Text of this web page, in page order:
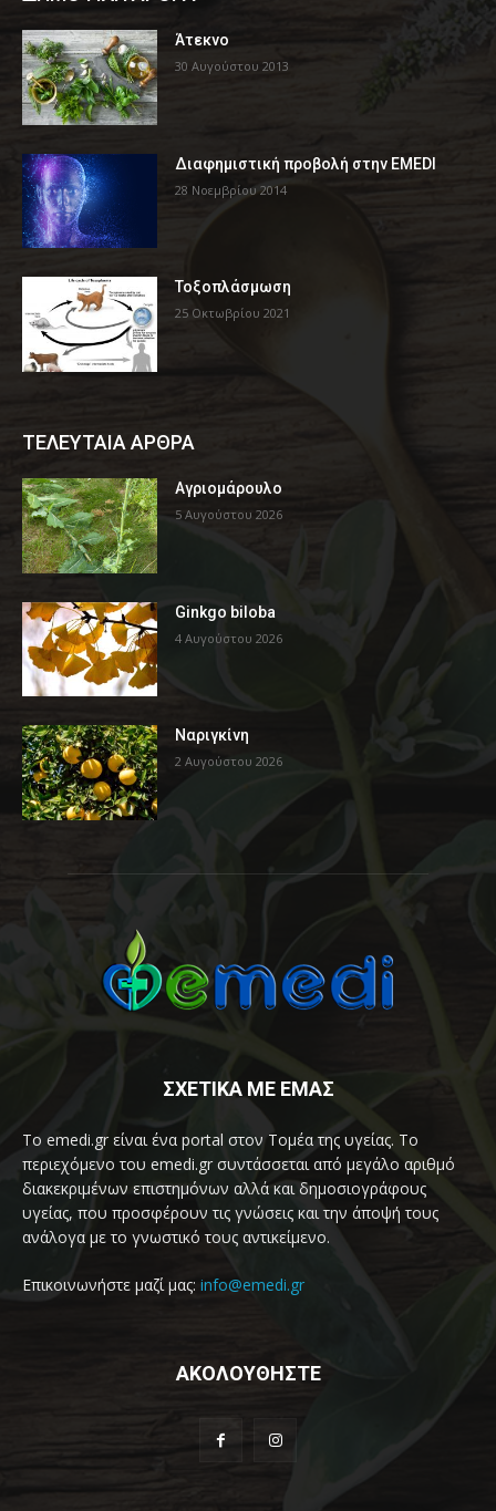
Άτεκνο
30 Αυγούστου 2013
Διαφημιστική προβολή στην EMEDI
28 Νοεμβρίου 2014
Τοξοπλάσμωση
25 Οκτωβρίου 2021
ΤΕΛΕΥΤΑΙΑ ΑΡΘΡΑ
Αγριομάρουλο
5 Αυγούστου 2026
Ginkgo biloba
4 Αυγούστου 2026
Ναριγκίνη
2 Αυγούστου 2026
ΣΧΕΤΙΚΑ ΜΕ ΕΜΑΣ
Το emedi.gr είναι ένα portal στον Τομέα της υγείας. Το
περιεχόμενο του emedi.gr συντάσσεται από μεγάλο αριθμό
διακεκριμένων επιστημόνων αλλά και δημοσιογράφους
υγείας, που προσφέρουν τις γνώσεις και την άποψή τους
ανάλογα με το γνωστικό τους αντικείμενο.
Επικοινωνήστε μαζί μας: info@emedi.gr
ΑΚΟΛΟΥΘΗΣΤΕ